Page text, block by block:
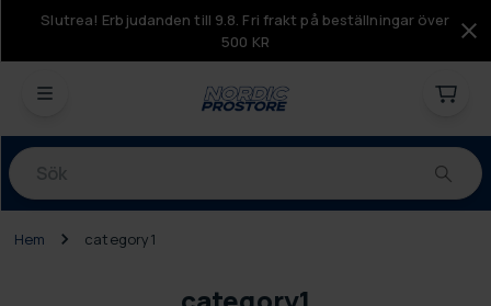
Slutrea! Erbjudanden till 9.8. Fri frakt på beställningar över
500 KR
Produkter
Hem category1